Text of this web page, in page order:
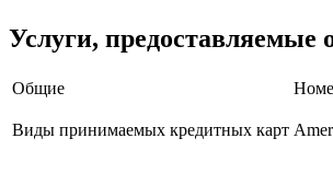
Услуги, предоставляемые
Общие
Виды принимаемых кредитных карт